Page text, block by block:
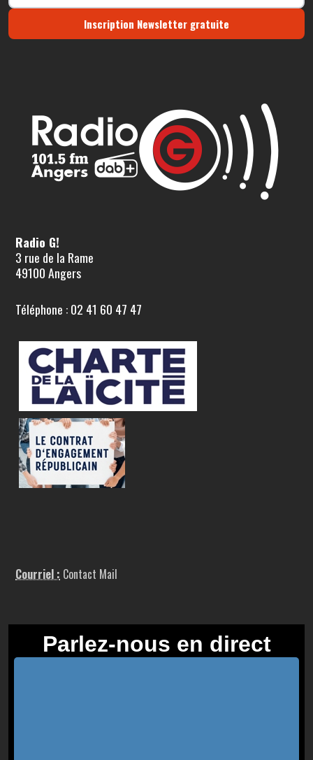
Inscription Newsletter gratuite
Radio G!
3 rue de la Rame
49100 Angers
Téléphone : 02 41 60 47 47
Courriel : Contact Mail